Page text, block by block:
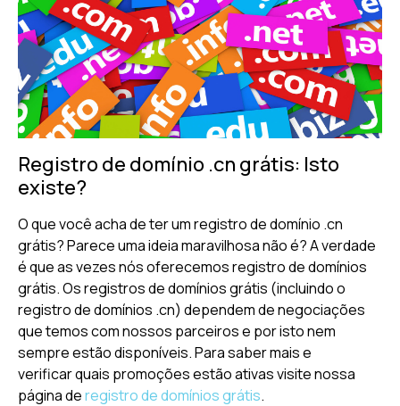
Registro de domínio .cn grátis: Isto
existe?
O que você acha de ter um registro de domínio .cn
grátis? Parece uma ideia maravilhosa não é? A verdade
é que as vezes nós oferecemos registro de domínios
grátis. Os registros de domínios grátis (incluindo o
registro de domínios .cn) dependem de negociações
que temos com nossos parceiros e por isto nem
sempre estão disponíveis. Para saber mais e
verificar quais promoções estão ativas visite nossa
página deregistro de domínios grátis.